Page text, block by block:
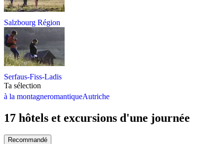
Salzbourg Région
Serfaus-Fiss-Ladis
Ta sélection
à la montagneromantiqueAutriche
17 hôtels et excursions d'une journée
Recommandé